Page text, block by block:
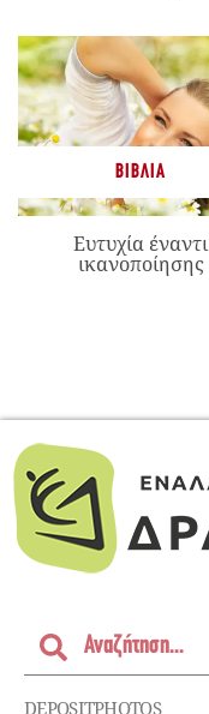
ΒΙΒΛΊΑ
Ευτυχία έναντι
ικανοποίησης
DEPOSITPHOTOS